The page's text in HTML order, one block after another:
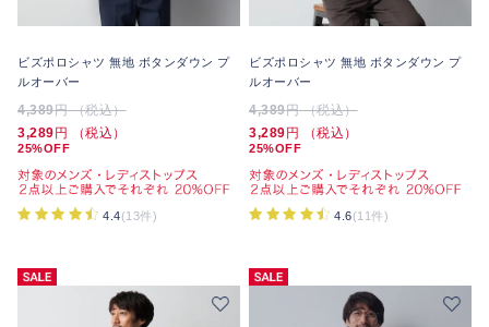
ビズポロシャツ 無地 ボタンダウン プ
ルオーバー
4,389円 （税込）
3,289円 （税込）
25%OFF
4.4(13件)
ビズポロシャツ 無地 ボタンダウン プ
ルオーバー
4,389円 （税込）
3,289円 （税込）
25%OFF
4.6(11件)